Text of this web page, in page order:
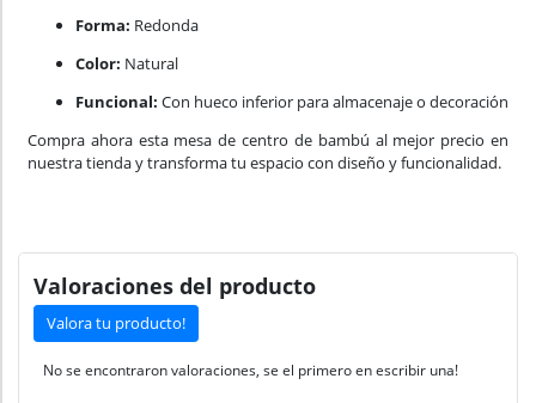
Forma: Redonda
Color: Natural
Funcional: Con hueco inferior para almacenaje o decoración
Compra ahora esta mesa de centro de bambú al mejor precio en
nuestra tienda y transforma tu espacio con diseño y funcionalidad.
Valoraciones del producto
Valora tu producto!
No se encontraron valoraciones, se el primero en escribir una!